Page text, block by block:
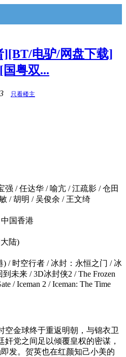
][BT/电驴/网盘下载]
粤双...
只看楼主
强 / 任达华 / 喻亢 / 江疏影 / 仓田
/ 胡明 / 吴俊余 / 王文绮
国香港
大陆)
/ 时空行者 / 冰封：永恒之门 / 冰
未来 / 3D冰封侠2 / The Frozen
/ Iceman 2 / Iceman: The Time
金球终于重返明朝，与锦衣卫
奸党之间足以倾覆皇权的密谋，
发。贺英也在红颜知己小美的